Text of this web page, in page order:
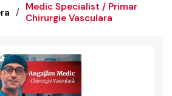
/ Medic Specialist / Primar
Chirurgie Vasculara